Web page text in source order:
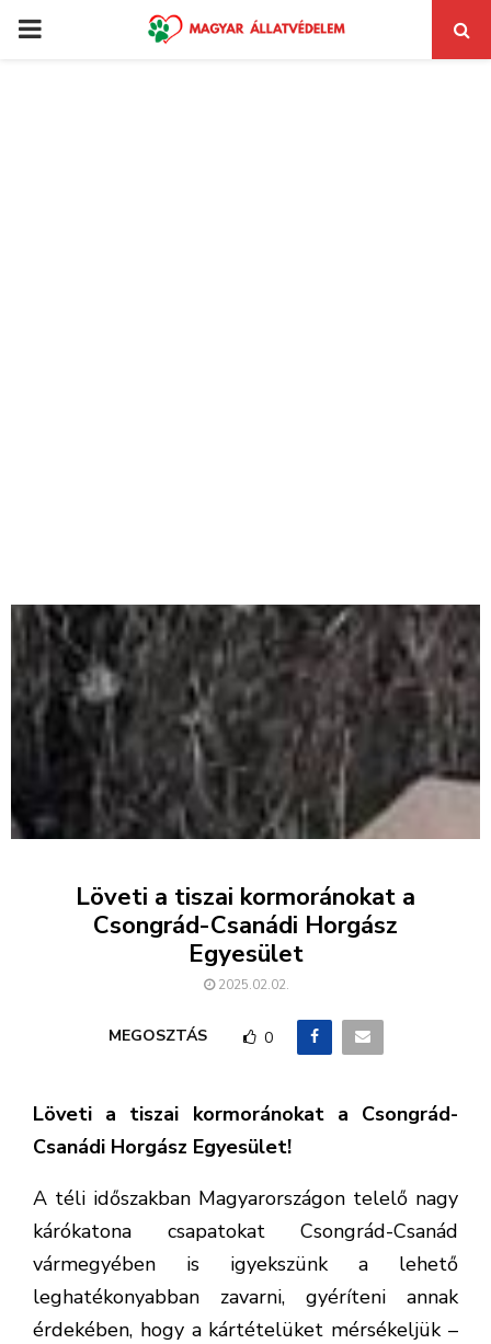
PRIMARY
Löveti a tiszai kormoránokat a
Csongrád-Csanádi Horgász
Egyesület
2025.02.02.
MEGOSZTÁS 0
Löveti a tiszai kormoránokat a Csongrád-
Csanádi Horgász Egyesület!
A téli időszakban Magyarországon telelő nagy
kárókatona csapatokat Csongrád-Csanád
vármegyében is igyekszünk a lehető
leghatékonyabban zavarni, gyéríteni annak
érdekében, hogy a kártételüket mérsékeljük –